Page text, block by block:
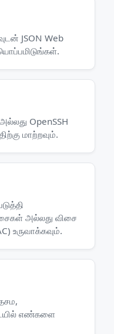
JSON Web
அல்லது OpenSSH
மாற்றவும்.
அல்லது விசை
உருவாக்கவும்.
எண்களை